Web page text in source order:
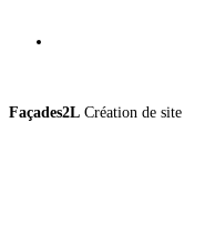
Façades2L Création de site